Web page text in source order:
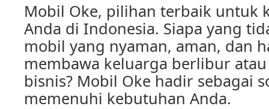
Mobil Oke, pilihan terbaik untuk
Anda di Indonesia. Siapa yang
mobil yang nyaman, aman, dan
membawa keluarga berlibur
bisnis? Mobil Oke hadir sebagai
memenuhi kebutuhan Anda.